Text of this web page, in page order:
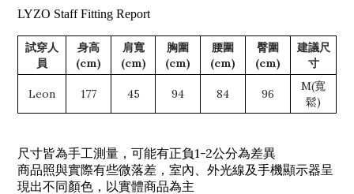
LYZO Staff Fitting Report
試穿人
員
身高
(cm)
肩寬
(cm)
胸圍
(cm)
腰圍
(cm)
臀圍
(cm)
建議尺
寸
Leon 177 45 94 84 96
M(寬
鬆)
尺寸皆為手工測量，可能有正負1-2公分為差異
商品照與實際有些微落差，室內、外光線及手機顯示器呈
現出不同顏色，以實體商品為主